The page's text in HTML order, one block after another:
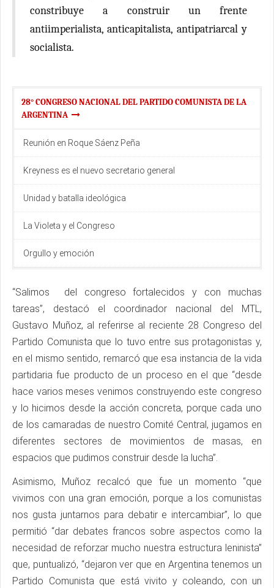
constribuye a construir un frente
antiimperialista, anticapitalista, antipatriarcal y
socialista.
28° CONGRESO NACIONAL DEL PARTIDO COMUNISTA DE LA
ARGENTINA
Reunión en Roque Sáenz Peña
Kreyness es el nuevo secretario general
Unidad y batalla ideológica
La Violeta y el Congreso
Orgullo y emoción
“Salimos del congreso fortalecidos y con muchas
tareas”, destacó el coordinador nacional del MTL,
Gustavo Muñoz, al referirse al reciente 28 Congreso del
Partido Comunista que lo tuvo entre sus protagonistas y,
en el mismo sentido, remarcó que esa instancia de la vida
partidaria fue producto de un proceso en el que “desde
hace varios meses venimos construyendo este congreso
y lo hicimos desde la acción concreta, porque cada uno
de los camaradas de nuestro Comité Central, jugamos en
diferentes sectores de movimientos de masas, en
espacios que pudimos construir desde la lucha”.
Asimismo, Muñoz recalcó que fue un momento “que
vivimos con una gran emoción, porque a los comunistas
nos gusta juntarnos para debatir e intercambiar”, lo que
permitió “dar debates francos sobre aspectos como la
necesidad de reforzar mucho nuestra estructura leninista”
que, puntualizó, “dejaron ver que en Argentina tenemos un
Partido Comunista que está vivito y coleando, con un